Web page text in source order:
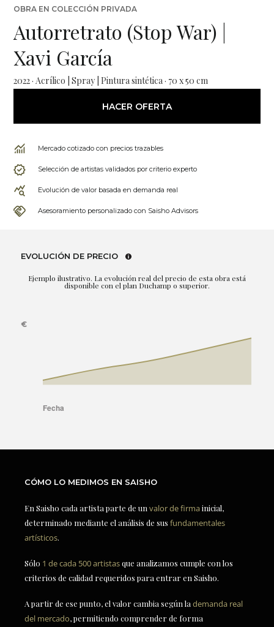
OBRA EN COLECCIÓN PRIVADA
Autorretrato (Stop War) |
Xavi García
2022 · Acrílico | Spray | Pintura sintética · 70 x 50 cm
HACER OFERTA
Mercado cotizado con precios trazables
Selección de artistas validados por criterio experto
Evolución de valor basada en demanda real
Asesoramiento personalizado con Saisho Advisors
EVOLUCIÓN DE PRECIO
Ejemplo ilustrativo. La evolución real del precio de esta obra está
disponible con el plan Duchamp o superior.
CÓMO LO MEDIMOS EN SAISHO
En Saisho cada artista parte de un valor de firmainicial,
determinado mediante el análisis de sus fundamentales
artísticos.
Sólo 1 de cada 500 artistasque analizamos cumple con los
criterios de calidad requeridos para entrar en Saisho.
A partir de ese punto, el valor cambia según la demanda real
del mercado, permitiendo comprender de forma